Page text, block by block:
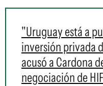
"Uruguay está a
inversión privada
acusó a Cardona
negociación de